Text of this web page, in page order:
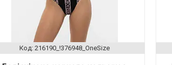
216190_!376948_OneSize